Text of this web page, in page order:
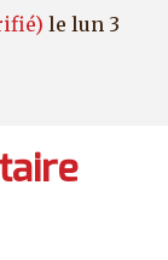
le lun 3